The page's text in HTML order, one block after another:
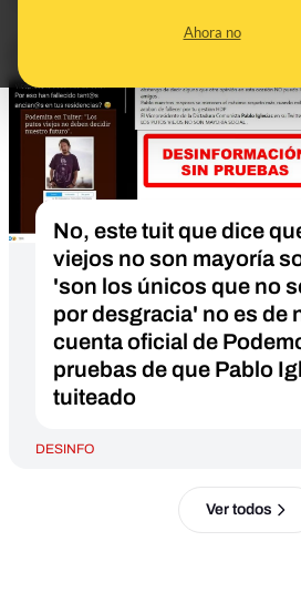
Ahora no
No, este tuit que dice
viejos no son mayoría
'son los únicos que no
por desgracia' no es de
cuenta oficial de
pruebas de que Pablo
tuiteado
DESINFO
Ver todos